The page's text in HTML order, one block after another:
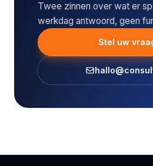
Twee zinnen over wat er
werkdag antwoord, geen
Stel uw